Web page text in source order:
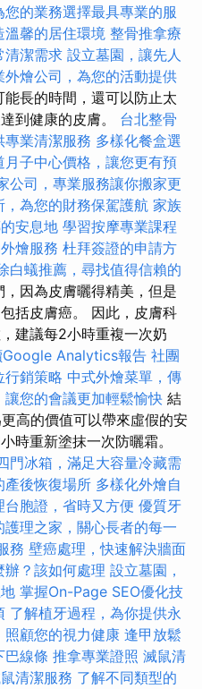
的業務選擇最具專業的服
溫馨的居住環境 整骨推拿療
清潔需求 設立墓園，讓先人
外燴公司，為您的活動提供
長的時間，還可以防止太
到健康的皮膚。 台北整骨
業清潔服務 多樣化餐盒選
月子中心價格，讓您更有預
公司，專業服務讓你搬家更
為您的財務保駕護航 家族
安息地 學習按摩專業課程
燴服務 杜拜簽證的申請方
白蟻推薦，尋找值得信賴的
因為皮膚曬得精美，但是
括皮膚癌。 因此，皮膚科
建議每2小時重複一次奶
Google Analytics報告 社團
行銷策略 中式外燴菜單，傳
讓您的會議更加輕鬆愉快 結
高的價值可以帶來虛假的安
時重新塗抹一次防曬霜。
門冰箱，滿足大容量冷藏需
產後恢復場所 多樣化外燴自
胞證，省時又方便 優質牙
護理之家，關心長者的每一
務 壁癌處理，快速解決牆面
辦？該如何處理 設立墓園，
掌握On-Page SEO優化技
了解植牙過程，為你提供永
照顧您的視力健康 逢甲放鬆
巴線條 推拿專業證照 滅鼠清
清潔服務 了解不同類型的